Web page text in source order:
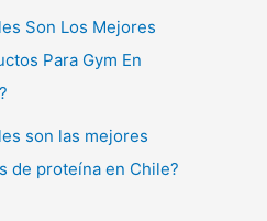
Son Los Mejores
Para Gym En
son las mejores
de proteína en Chile?